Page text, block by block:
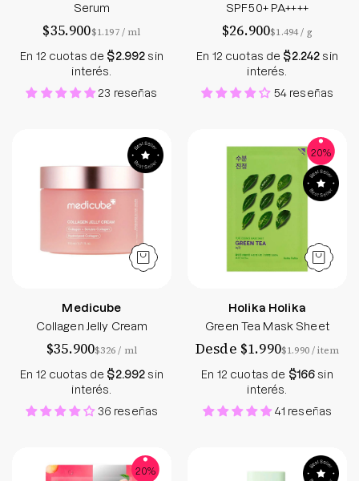
Serum
$35.900$1.197/ por
ml
En 12 cuotas de $2.992sin
interés.
23 reseñas
SPF50+ PA++++
$26.900$1.494/ por
g
En 12 cuotas de $2.242sin
interés.
54 reseñas
Collagen Jelly Cream
Medicube
Collagen Jelly Cream
$35.900$326/ por
ml
En 12 cuotas de $2.992sin
interés.
36 reseñas
Green Tea
20%
Holika Holika
Green Tea Mask Sheet
Desde $1.990$1.990/por
item
En 12 cuotas de $166sin
interés.
41 reseñas
Squeeze Mask Peach - Frudia - Soko Box
20%
Cica Calming